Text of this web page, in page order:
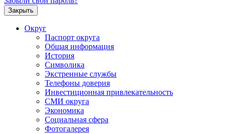
Закрыть
Округ
Паспорт округа
Общая информация
История
Символика
Экстренные службы
Телефоны доверия
Инвестиционная привлекательность
СМИ округа
Экономика
Социальная сфера
Фотогалерея